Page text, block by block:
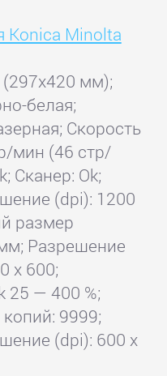
Konica Minolta
мм);
белая;
Скорость
мин (46 стр/
Сканер: Ok;
(dpi): 1200
размер
Разрешение
x 600;
25 — 400 %;
9999;
(dpi): 600 x